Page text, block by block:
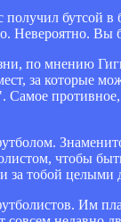
бутсой в
Невероятно. Вы
по мнению
за которые
чтобы
за тобой
Им